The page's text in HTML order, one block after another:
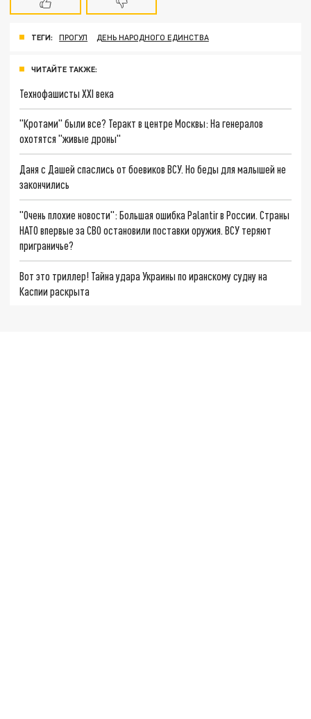
ТЕГИ: ПРОГУЛ ДЕНЬ НАРОДНОГО ЕДИНСТВА
ЧИТАЙТЕ ТАКЖЕ:
Технофашисты XXI века
"Кротами" были все? Теракт в центре Москвы: На генералов
охотятся "живые дроны"
Даня с Дашей спаслись от боевиков ВСУ. Но беды для малышей не
закончились
"Очень плохие новости": Большая ошибка Palantir в России. Страны
НАТО впервые за СВО остановили поставки оружия. ВСУ теряют
приграничье?
Вот это триллер! Тайна удара Украины по иранскому судну на
Каспии раскрыта